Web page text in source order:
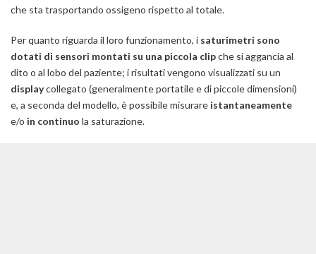
che sta trasportando ossigeno rispetto al totale.
Per quanto riguarda il loro funzionamento, i saturimetri sono
dotati di sensori montati su una piccola clipche si aggancia al
dito o al lobo del paziente; i risultati vengono visualizzati su un
displaycollegato (generalmente portatile e di piccole dimensioni)
e, a seconda del modello, è possibile misurare istantaneamente
e/o in continuo la saturazione.